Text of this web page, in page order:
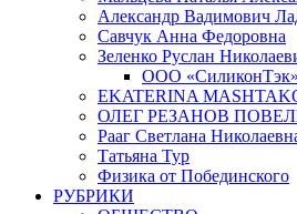
Александр Вадимович
Савчук Анна Федоровна
Зеленко Руслан
ООО «СиликонТэк»
EKATERINA
ОЛЕГ РЕЗАНОВ
Рааг Светлана
Татьяна Тур
Физика от Побединского
РУБРИКИ